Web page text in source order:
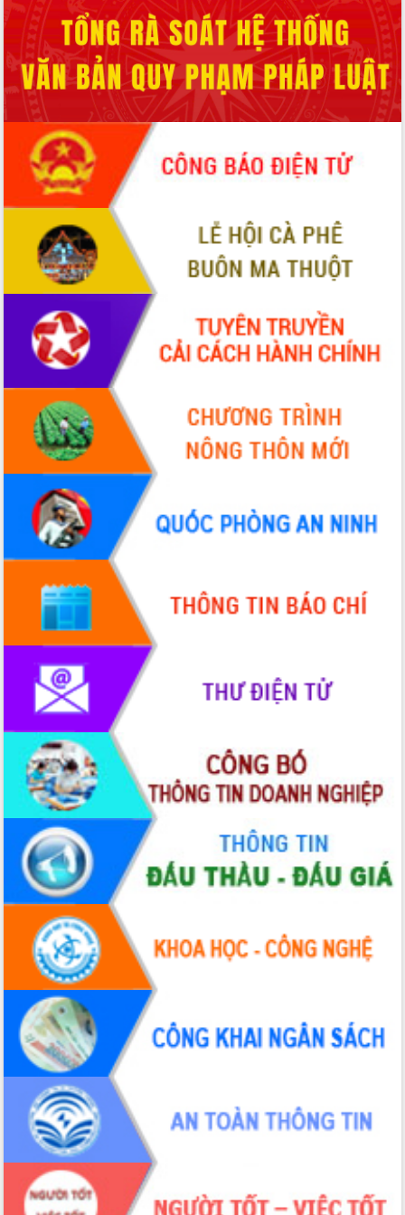
Xây dựng nền hành chính số đồng
hành cùng nông dân dân, doanh nghiệp
Giai đoạn 2026-2030, Đắk Lắk phấn
đấu có 77% xã đạt chuẩn nông thôn
mới
Chuyển đổi số 'mở đường' cho nông
nghiệp Đắk Lắk tăng trưởng bứt phá
Triển khai đồng bộ đo đạc, lập hồ sơ
địa chính, hoàn thiện cơ sở dữ liệu đất
Ứng dụng sinh trắc học - Bước tiến
trong hành trình chuyển đổi số tại Đắk
Đắk Lắk nâng cao hiệu quả công tác
Đảng từ Sổ tay đảng viên điện tử
Đắk Lắk đẩy mạnh nuôi biển công
nghệ, hướng tới phát triển thủy sản
bền vững
Tập huấn nâng cao năng lực triển khai
chuyển đổi số cho cán bộ, công chức
cấp xã
Đắk Lắk phát động hưởng ứng Ngày
Quyền của người tiêu dùng Việt Nam
2026
Đẩy mạnh cải cách hành chính, quyết
tâm đạt được mục tiêu tăng trưởng
hai con số trong năm 2026
Tổ chức trang trọng Lễ hội Đền thờ
Lương Văn Chánh năm 2026
Phó Bí thư Tỉnh ủy Đắk Lắk Đỗ Hữu
Huy giữ chức Bí thư Đảng ủy Ủy Ban
Nhân dân tỉnh
Bệnh án điện tử thúc đẩy chuyển đổi
số y tế tại Đắk Lắk
Chuyển đổi số thư viện: Mở rộng
không gian tri thức trong thời đại số
Đánh giá, rút kinh nghiệm công tác tổ
chức diễn tập trước ngày bầu cử
Chương trình “Gặp gỡ hữu nghị –
Friendship Meeting New Year 2026”
Bầu cử Quốc hội và HĐND: Cử tri Đắk
Lắk gửi gắm niềm tin, kỳ vọng vào lá
phiếu
Đắk Lắk sẵn sàng các điều kiện cho
Ngày hội bầu cử đại biểu Quốc hội
khóa XVI và HĐND các cấp nhiệm kỳ
2026-2031
Đảm bảo cuộc bầu cử đại biểu Quốc
hội và đại biểu HĐND các cấp diễn ra
an toàn, hiệu quả, đúng quy định
Thủ tướng Chính phủ Phạm Minh Chính
kiểm tra, chỉ đạo hoàn thành các dự
án cao tốc và thăm khu tái định cư tại
Đắk Lắk
Sôi nổi Hội đua ngựa truyền thống Gò
Thì Thùng mừng Xuân Bính Ngọ 2026
Lãnh đạo tỉnh dâng hương tưởng niệm
tại Đập Đồng Cam đầu Xuân Bính Ngọ
Ngành nông nghiệp phấn đấu tăng
trưởng đạt 5,86% trong năm 2026
UBND tỉnh Đắk Lắk triển khai công tác